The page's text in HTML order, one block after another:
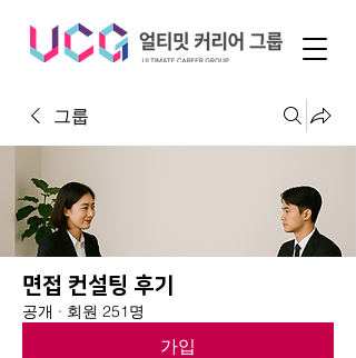
그룹
면접 컨설팅 후기
공개 · 회원 251명
가입